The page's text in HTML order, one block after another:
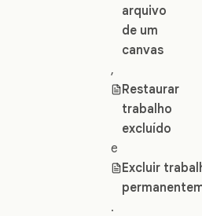
arquivo
de um
canvas
,
Restaurar
trabalho
excluído
e
Excluir
.